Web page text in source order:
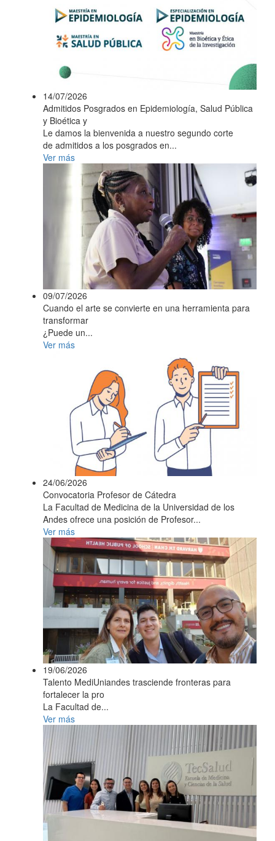
14/07/2026
Admitidos Posgrados en Epidemiología, Salud Pública
y Bioética y
Le damos la bienvenida a nuestro segundo corte
de admitidos a los posgrados en...
Ver más
09/07/2026
Cuando el arte se convierte en una herramienta para
transformar
¿Puede un...
Ver más
24/06/2026
Convocatoria Profesor de Cátedra
La Facultad de Medicina de la Universidad de los
Andes ofrece una posición de Profesor...
Ver más
19/06/2026
Talento MediUniandes trasciende fronteras para
fortalecer la pro
La Facultad de...
Ver más